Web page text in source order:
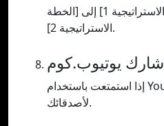
تحويل التنسيق [الخطة الاستراتيجية 1] إلى [الخطة
الاستراتيجية 2].
شارك يوتيوب.كوم
إذا استمتعت باستخدام Yout.com فشاركه أو أظهره
لأصدقائك.